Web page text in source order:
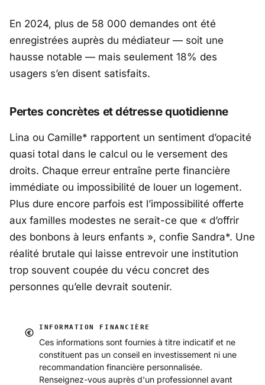
En 2024, plus de 58 000 demandes ont été
enregistrées auprès du médiateur — soit une
hausse notable — mais seulement 18% des
usagers s’en disent satisfaits.
Pertes concrètes et détresse quotidienne
Lina ou Camille* rapportent un sentiment d’opacité
quasi total dans le calcul ou le versement des
droits. Chaque erreur entraîne perte financière
immédiate ou impossibilité de louer un logement.
Plus dure encore parfois est l’impossibilité offerte
aux familles modestes ne serait-ce que « d’offrir
des bonbons à leurs enfants », confie Sandra*. Une
réalité brutale qui laisse entrevoir une institution
trop souvent coupée du vécu concret des
personnes qu’elle devrait soutenir.
INFORMATION FINANCIÈRE
Ces informations sont fournies à titre indicatif et ne
constituent pas un conseil en investissement ni une
recommandation financière personnalisée.
Renseignez-vous auprès d'un professionnel avant